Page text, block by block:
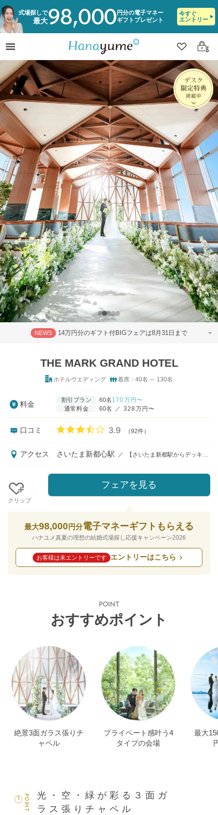
式場探しで
最大98,000 円分の電子マネー
ギフトプレゼント
今すぐ
エントリー
クリップ
ログ
NEWS 14万円分のギフト付BIGフェアは8月31日まで
THE MARK GRAND HOTEL
ホテルウエディング 着席：40名 ～ 130名
料金
割引プラン 60名 170万円〜
通常料金
60名 ／ 328万円〜
口コミ 口コミ評価
3.9 （92件）
アクセス さいたま新都心駅 ／ 【さいたま新都駅からデッキ直結】JRさいたま新都心駅西口から徒歩7分、JR与野駅西口から徒歩7分、首都高速埼玉新都心線 新都心ICより車で1分
クリップ
フェアを見る
最大98,000 円分電子マネーギフトもらえる
ハナユメ真夏の理想の結婚式場探し応援キャンペーン2026
お客様は未エントリーです エントリーはこちら
POINT
おすすめポイント
絶景3面ガラス張りチ
ャペル
プライベート感叶う4
タイプの会場
最大
POINT
1
光・空・緑が彩る３面ガ
ラス張りチャペル